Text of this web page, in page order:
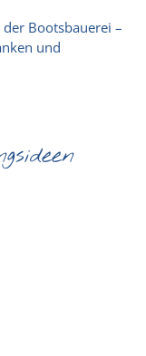
Bootsbauerei –
und